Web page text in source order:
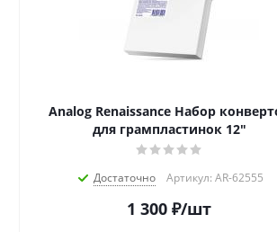
Analog Renaissance Набор
для грампластинок 12"
Достаточно Артикул: AR-62555
1 300 ₽/шт